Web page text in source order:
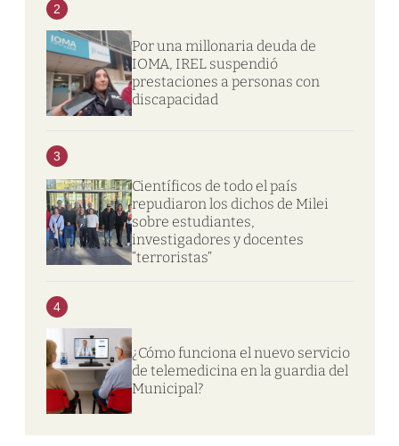
2
Por una millonaria deuda de
IOMA, IREL suspendió
prestaciones a personas con
discapacidad
3
Científicos de todo el país
repudiaron los dichos de Milei
sobre estudiantes,
investigadores y docentes
“terroristas”
4
¿Cómo funciona el nuevo servicio
de telemedicina en la guardia del
Municipal?